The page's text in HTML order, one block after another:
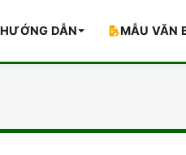
HƯỚNG DẪN MẪU VĂN